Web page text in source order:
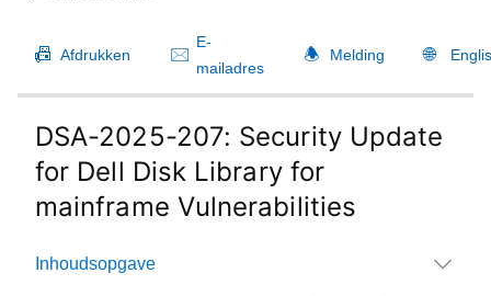
Afdrukken
E-
mailadres
Melding
DSA-2025-207: Security Update
for Dell Disk Library for
mainframe Vulnerabilities
Inhoudsopgave